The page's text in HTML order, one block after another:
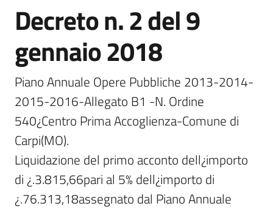
Decreto n. 2 del 9
gennaio 2018
Piano Annuale Opere Pubbliche 2013-2014-
2015-2016-Allegato B1 -N. Ordine
540¿Centro Prima Accoglienza-Comune di
Carpi(MO).
Liquidazione del primo acconto dell¿importo
di ¿.3.815,66pari al 5% dell¿importo di
¿.76.313,18assegnato dal Piano Annuale